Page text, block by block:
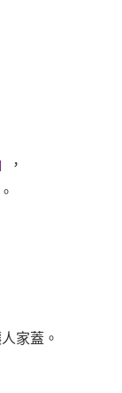
，
家蓋。